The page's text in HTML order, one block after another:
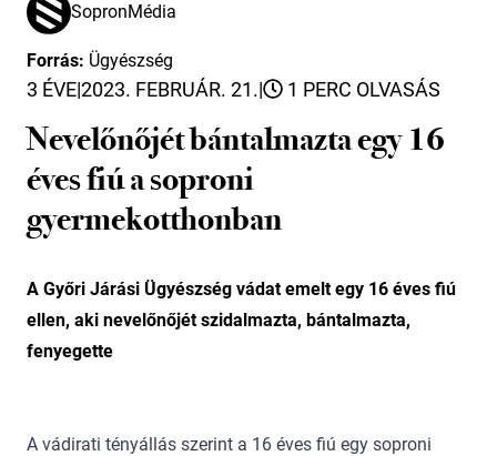
SopronMédia
Forrás: Ügyészség
3 ÉVE|2023. FEBRUÁR. 21.| 1 PERC OLVASÁS
Nevelőnőjét bántalmazta egy 16
éves fiú a soproni
gyermekotthonban
A Győri Járási Ügyészség vádat emelt egy 16 éves fiú
ellen, aki nevelőnőjét szidalmazta, bántalmazta,
fenyegette
A vádirati tényállás szerint a 16 éves fiú egy soproni